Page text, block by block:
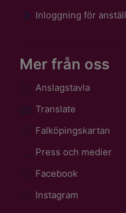
Inloggning för
Mer från oss
Anslagstavla
Translate
Falköpingskartan
Press och medier
Facebook
Instagram